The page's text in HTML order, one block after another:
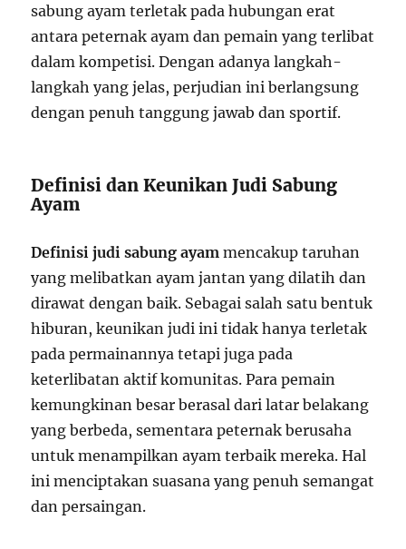
sabung ayam terletak pada hubungan erat
antara peternak ayam dan pemain yang terlibat
dalam kompetisi. Dengan adanya langkah-
langkah yang jelas, perjudian ini berlangsung
dengan penuh tanggung jawab dan sportif.
Definisi dan Keunikan Judi Sabung
Ayam
Definisi judi sabung ayam mencakup taruhan
yang melibatkan ayam jantan yang dilatih dan
dirawat dengan baik. Sebagai salah satu bentuk
hiburan, keunikan judi ini tidak hanya terletak
pada permainannya tetapi juga pada
keterlibatan aktif komunitas. Para pemain
kemungkinan besar berasal dari latar belakang
yang berbeda, sementara peternak berusaha
untuk menampilkan ayam terbaik mereka. Hal
ini menciptakan suasana yang penuh semangat
dan persaingan.